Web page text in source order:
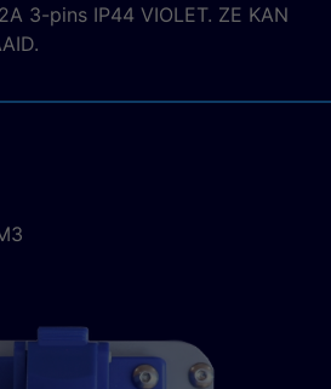
3-pins IP44 VIOLET. ZE KAN